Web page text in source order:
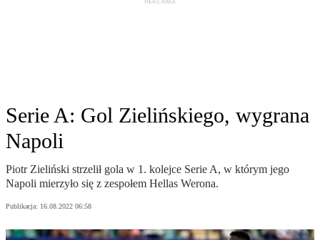
Serie A: Gol Zielińskiego, wygrana
Napoli
Piotr Zieliński strzelił gola w 1. kolejce Serie A, w którym jego
Napoli mierzyło się z zespołem Hellas Werona.
Publikacja: 16.08.2022 06:58